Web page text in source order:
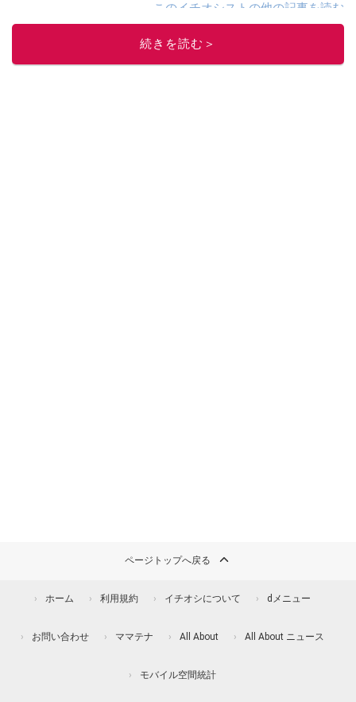
このイチオシストの他の記事を読む
続きを読む＞
ページトップへ戻る
ホーム 利用規約 イチオシについて dメニュー
お問い合わせ ママテナ All About All About ニュース
モバイル空間統計